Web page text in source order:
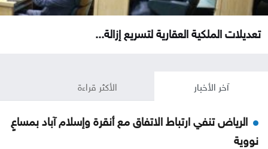
تعديلات الملكية العقارية لتسريع إزالة...
آخر الأخبار الأكثر قراءة
الرياض تنفي ارتباط الاتفاق مع أنقرة وإسلام آباد بمساعٍ
نووية